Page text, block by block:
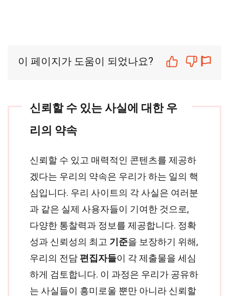
이 페이지가 도움이 되었나요?
신뢰할 수 있는 사실에 대한 우
리의 약속
신뢰할 수 있고 매력적인 콘텐츠를 제공하
겠다는 우리의 약속은 우리가 하는 일의 핵
심입니다. 우리 사이트의 각 사실은 여러분
과 같은 실제 사용자들이 기여한 것으로,
다양한 통찰력과 정보를 제공합니다. 정확
성과 신뢰성의 최고 기준을 보장하기 위해,
우리의 전담 편집자들이 각 제출물을 세심
하게 검토합니다. 이 과정은 우리가 공유하
는 사실들이 흥미로울 뿐만 아니라 신뢰할